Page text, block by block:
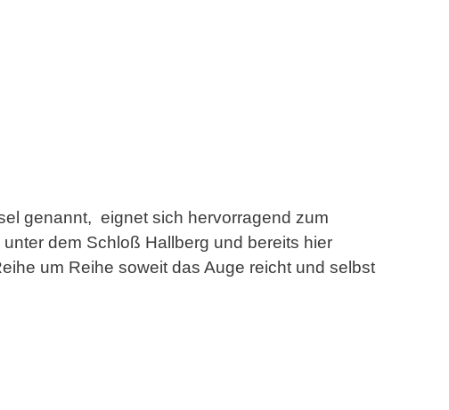
genannt, eignet sich hervorragend zum
dem Schloß Hallberg und bereits hier
um Reihe soweit das Auge reicht und selbst